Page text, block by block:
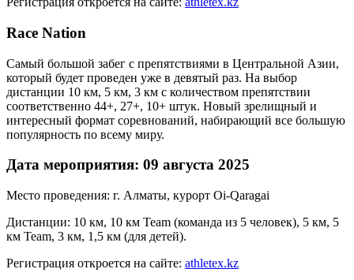
Race Nation
Самый большой забег с препятствиями в Центральной Азии,
который будет проведен уже в девятый раз. На выбор
дистанции 10 км, 5 км, 3 км с количеством препятствии
соответственно 44+, 27+, 10+ штук. Новый зрелищный и
интересный формат соревнований, набирающий все большую
популярность по всему миру.
Дата мероприятия: 09 августа 2025
Место проведения: г. Алматы, курорт Oi-Qaragai
Дистанции: 10 км, 10 км Team (команда из 5 человек), 5 км, 5
км Team, 3 км, 1,5 км (для детей).
Регистрация откроется на сайте: athletex.kz